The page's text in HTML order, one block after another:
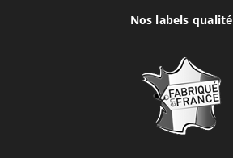
Nos labels qualité